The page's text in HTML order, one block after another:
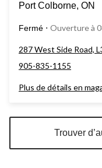
Port Colborne, ON
Fermé ⋅ Ouverture à
287 West Side Road,
905-835-1155
Plus de détails en
Trouver